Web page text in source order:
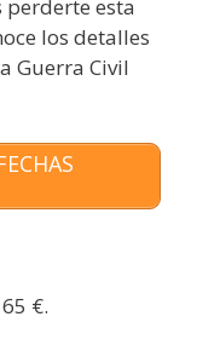
esta
los detalles
Guerra Civil
€.